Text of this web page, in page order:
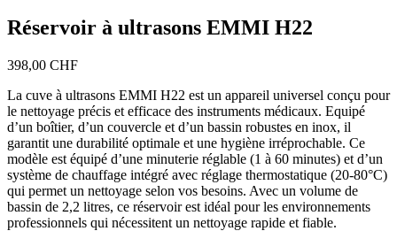
Réservoir à ultrasons EMMI H22
398,00 CHF
La cuve à ultrasons EMMI H22 est un appareil universel conçu pour
le nettoyage précis et efficace des instruments médicaux. Equipé
d’un boîtier, d’un couvercle et d’un bassin robustes en inox, il
garantit une durabilité optimale et une hygiène irréprochable. Ce
modèle est équipé d’une minuterie réglable (1 à 60 minutes) et d’un
système de chauffage intégré avec réglage thermostatique (20-80°C)
qui permet un nettoyage selon vos besoins. Avec un volume de
bassin de 2,2 litres, ce réservoir est idéal pour les environnements
professionnels qui nécessitent un nettoyage rapide et fiable.